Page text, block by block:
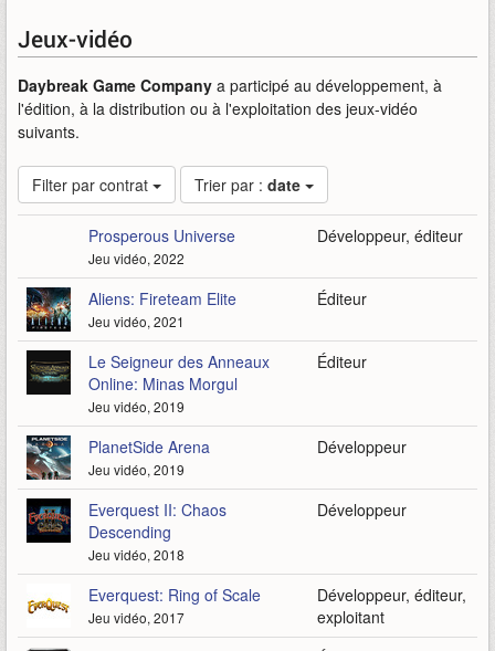
Jeux-vidéo
Daybreak Game Company a participé au développement, à
l'édition, à la distribution ou à l'exploitation des jeux-vidéo
suivants.
Filter par contrat Trier par : date
Prosperous Universe
Jeu vidéo, 2022
Développeur, éditeur
Aliens: Fireteam Elite
Jeu vidéo, 2021
Éditeur
Le Seigneur des Anneaux
Online: Minas Morgul
Jeu vidéo, 2019
Éditeur
PlanetSide Arena
Jeu vidéo, 2019
Développeur
Everquest II: Chaos
Descending
Jeu vidéo, 2018
Développeur
Everquest: Ring of Scale
Jeu vidéo, 2017
Développeur, éditeur,
exploitant